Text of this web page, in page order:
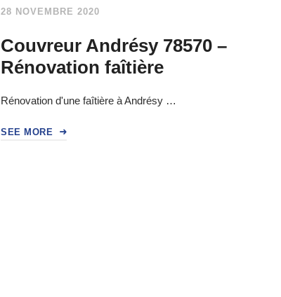
28 NOVEMBRE 2020
Couvreur Andrésy 78570 –
Rénovation faîtière
Rénovation d'une faîtière à Andrésy …
SEE MORE